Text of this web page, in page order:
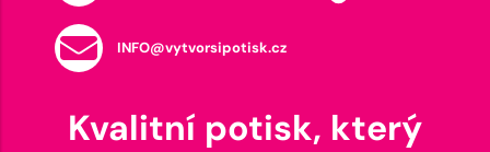
INFO@vytvorsipotisk.cz
Kvalitní potisk, který